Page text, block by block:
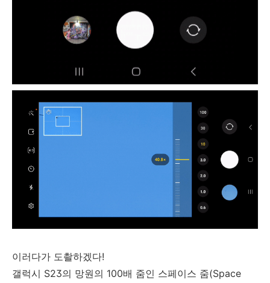
이러다가 도촬하겠다!
갤럭시 S23의 망원의 100배 줌인 스페이스 줌(Space